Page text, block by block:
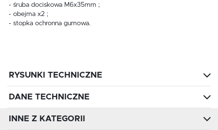
- śruba dociskowa M6x35mm ;
- obejma x2 ;
- stopka ochronna gumowa.
RYSUNKI TECHNICZNE
DANE TECHNICZNE
INNE Z KATEGORII